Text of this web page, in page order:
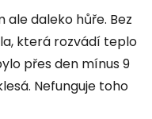
daleko hůře. Bez
která rozvádí teplo
přes den mínus 9
Nefunguje toho